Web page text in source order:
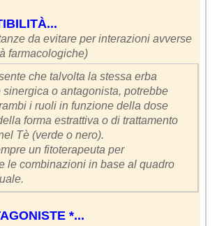
da evitare per interazioni avverse
farmacologiche)
che talvolta la stessa erba
o antagonista, potrebbe
i ruoli in funzione della dose
forma estrattiva o di trattamento
Tè (verde o nero).
un fitoterapeuta per
le combinazioni in base al quadro
*...